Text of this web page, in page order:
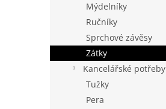
Mýdelníky
Ručníky
Sprchové závěsy
Zátky
Kancelářské potřeby
Tužky
Pera